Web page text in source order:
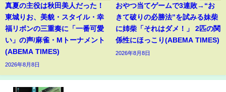
真夏の主役は秋田美人だった！
東城りお、美貌・スタイル・幸
福リボンの三重奏に「一番可愛
い」の声/麻雀・Mトーナメント
(ABEMA TIMES)
2026年8月8日
おやつ当てゲームで3連敗→“お
きて破りの必勝法”を試みる妹柴
に姉柴「それはダメ！」 2匹の関
係性にほっこり(ABEMA TIMES)
2026年8月8日